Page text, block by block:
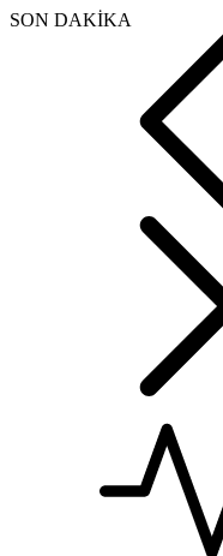
SON DAKİKA